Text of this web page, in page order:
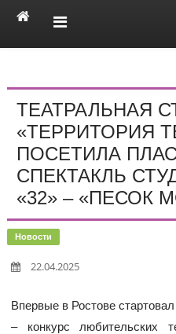
ТЕАТРАЛЬНАЯ
«ТЕРРИТОРИЯ
ПОСЕТИЛА
СПЕКТАКЛЬ
«32» – «ПЕСОК
Новости
22.04.2025
Впервые в Ростове
– конкурс любительских